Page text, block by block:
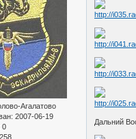
Агалатово
: 2007-06-19
0
Дальний